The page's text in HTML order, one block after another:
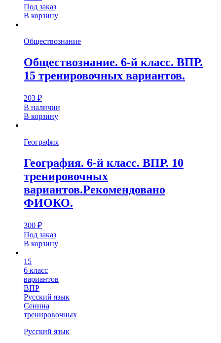
Под заказ
В корзину
Обществознание
Обществознание. 6-й класс. ВПР.
15 тренировочных вариантов.
203 ₽
В наличии
В корзину
География
География. 6-й класс. ВПР. 10
тренировочных
вариантов.Рекомендовано
ФИОКО.
300 ₽
Под заказ
В корзину
15
6 класс
вариантов
ВПР
Русский язык
Сенина
тренировочных
Русский язык